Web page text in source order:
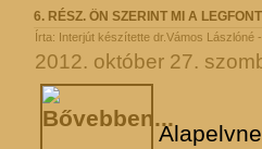
6. RÉSZ. ÖN SZERINT MI A
Írta: Interjút készítette dr.Vámos Lászlóné
2012. október 27.